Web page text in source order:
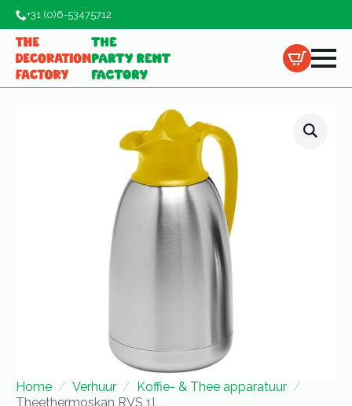
+31 (0)6-53475712
Home Verhuur
Koffie- & Thee apparatuur
Theethermoskan RVS 1L